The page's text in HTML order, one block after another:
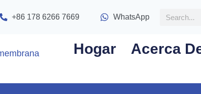
+86 178 6266 7669 WhatsApp
Hogar Acerca